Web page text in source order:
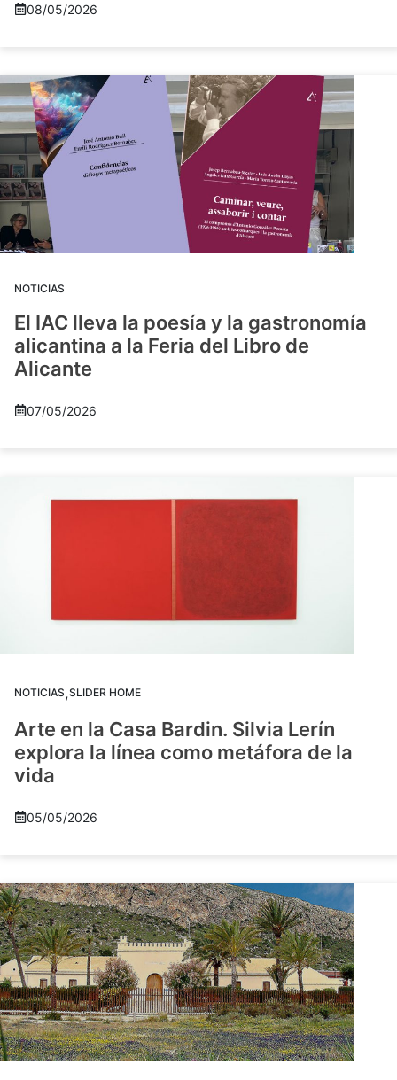
08/05/2026
NOTICIAS
El IAC lleva la poesía y la gastronomía
alicantina a la Feria del Libro de
Alicante
07/05/2026
NOTICIAS,SLIDER HOME
Arte en la Casa Bardin. Silvia Lerín
explora la línea como metáfora de la
vida
05/05/2026